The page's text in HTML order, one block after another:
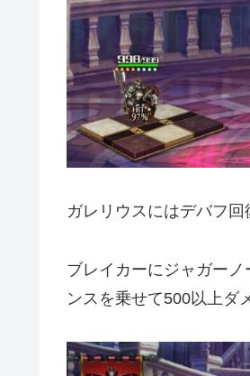
ガレリウスにはデバフ
ブレイカーにジャガー
ンスを乗せて500以上ダ